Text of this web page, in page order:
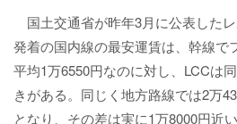
国土交通省が昨年3月に公表した
発着の国内線の最安運賃は、幹線で
平均1万6550円なのに対し、LCCは
きがある。同じく地方路線では2万
となり、その差は実に1万8000円近